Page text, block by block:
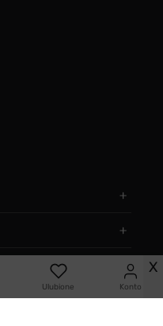
Ulubione Konto
X